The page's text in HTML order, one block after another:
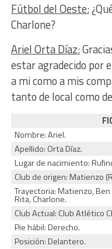
Fútbol del Oeste:
Charlone?
Ariel Orta Díaz:
estar agradecido por
a mi como a mis
tanto de local como
Nombre: Ariel.
Apellido: Orta Díaz.
Lugar de nacimiento:
Club de origen: Matienzo
Trayectoria: Matienzo,
Rita, Charlone.
Club Actual: Club Atlético
Pie hábil: Derecho.
Posición: Delantero.